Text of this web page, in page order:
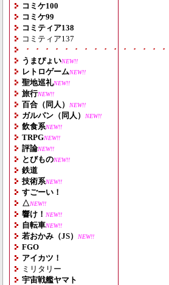
コミケ100
コミケ99
コミティア138
コミティア137
・・・・・・・・・・・・・・・
うまぴょいNEW!!
レトロゲームNEW!!
聖地巡礼NEW!!
旅行NEW!!
百合（同人） NEW!!
ガルパン（同人） NEW!!
飲食系NEW!!
TRPGNEW!!
評論NEW!!
とびものNEW!!
鉄道
技術系NEW!!
すごーい！
△NEW!!
響け！ NEW!!
自転車NEW!!
若おかみ（JS） NEW!!
FGO
アイカツ！
ミリタリー
宇宙戦艦ヤマト